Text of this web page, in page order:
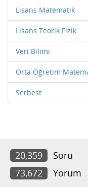
Lisans Matematik
Lisans Teorik Fizik
Veri Bilimi
Orta Öğretim
Serbest
20,359 Soru
73,672
Yorum